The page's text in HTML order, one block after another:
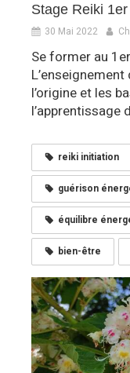
Stage Reiki
30 Mai 2022
Se former au
l’origine et les
l’apprentissage
reiki initiation
guérison
équilibre
bien-être